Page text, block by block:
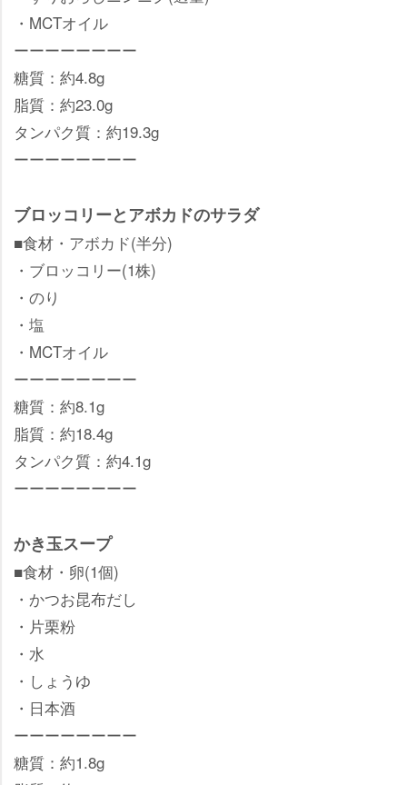
・MCTオイル
ーーーーーーーー
糖質：約4.8g
脂質：約23.0g
タンパク質：約19.3g
ーーーーーーーー
ブロッコリーとアボカドのサラダ
■食材・アボカド(半分)
・ブロッコリー(1株)
・のり
・塩
・MCTオイル
ーーーーーーーー
糖質：約8.1g
脂質：約18.4g
タンパク質：約4.1g
ーーーーーーーー
かき玉スープ
■食材・卵(1個)
・かつお昆布だし
・片栗粉
・水
・しょうゆ
・日本酒
ーーーーーーーー
糖質：約1.8g